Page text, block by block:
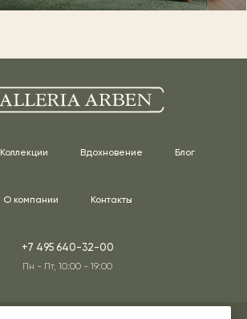
Коллекции Вдохновение Блог
О компании Контакты
+7 495 640-32-00
Пн - Пт, 10:00 - 19:00